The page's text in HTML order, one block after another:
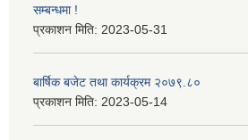
सम्बन्धमा !
प्रकाशन मिति: 2023-05-31
बार्षिक बजेट तथा कार्यक्रम २०७९.८०
प्रकाशन मिति: 2023-05-14